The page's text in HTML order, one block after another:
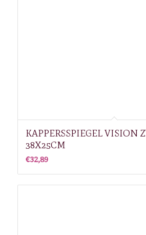
KAPPERSSPIEGEL VISION
38X25CM
€32,89